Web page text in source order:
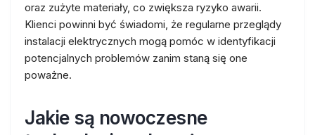
oraz zużyte materiały, co zwiększa ryzyko awarii.
Klienci powinni być świadomi, że regularne przeglądy
instalacji elektrycznych mogą pomóc w identyfikacji
potencjalnych problemów zanim staną się one
poważne.
Jakie są nowoczesne